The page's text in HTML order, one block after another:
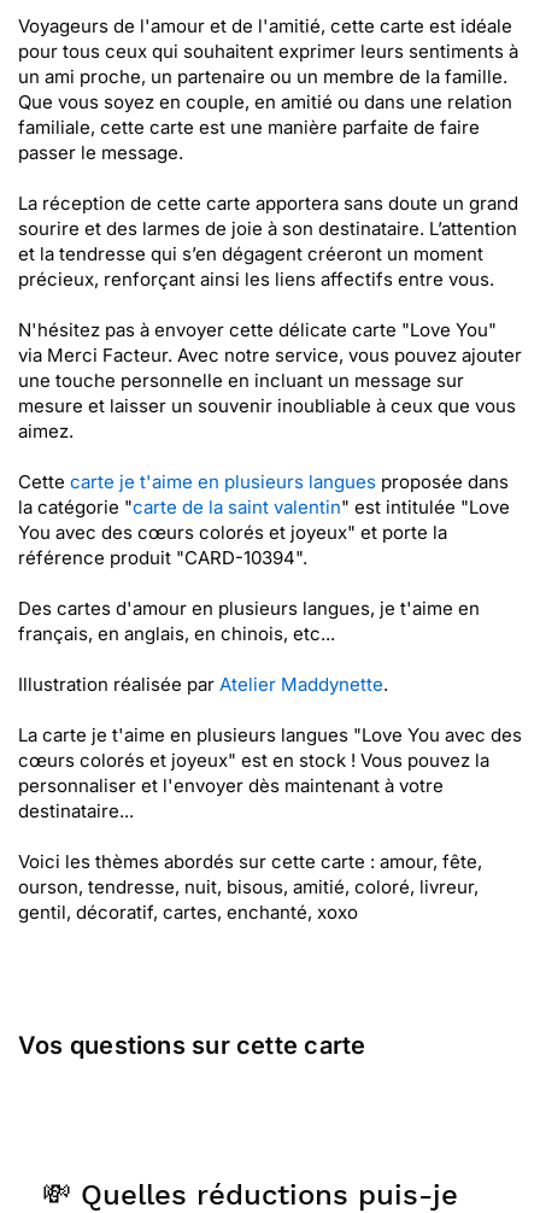
Voyageurs de l'amour et de l'amitié, cette carte est idéale
pour tous ceux qui souhaitent exprimer leurs sentiments à
un ami proche, un partenaire ou un membre de la famille.
Que vous soyez en couple, en amitié ou dans une relation
familiale, cette carte est une manière parfaite de faire
passer le message.
La réception de cette carte apportera sans doute un grand
sourire et des larmes de joie à son destinataire. L’attention
et la tendresse qui s’en dégagent créeront un moment
précieux, renforçant ainsi les liens affectifs entre vous.
N'hésitez pas à envoyer cette délicate carte "Love You"
via Merci Facteur. Avec notre service, vous pouvez ajouter
une touche personnelle en incluant un message sur
mesure et laisser un souvenir inoubliable à ceux que vous
aimez.
Cette carte je t'aime en plusieurs langues proposée dans
la catégorie "carte de la saint valentin" est intitulée "Love
You avec des cœurs colorés et joyeux" et porte la
référence produit "CARD-10394".
Des cartes d'amour en plusieurs langues, je t'aime en
français, en anglais, en chinois, etc...
Illustration réalisée par Atelier Maddynette.
La carte je t'aime en plusieurs langues "Love You avec des
cœurs colorés et joyeux" est en stock ! Vous pouvez la
personnaliser et l'envoyer dès maintenant à votre
destinataire...
Voici les thèmes abordés sur cette carte : amour, fête,
ourson, tendresse, nuit, bisous, amitié, coloré, livreur,
gentil, décoratif, cartes, enchanté, xoxo
Vos questions sur cette carte
💸 Quelles réductions puis-je